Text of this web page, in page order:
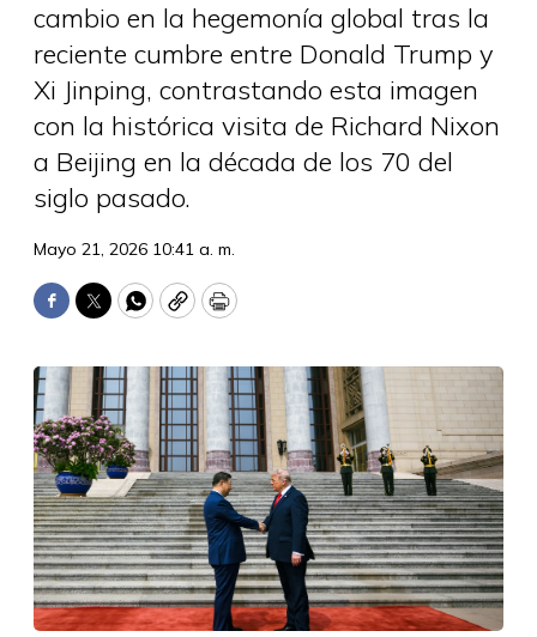
cambio en la hegemonía global tras la
reciente cumbre entre Donald Trump y
Xi Jinping, contrastando esta imagen
con la histórica visita de Richard Nixon
a Beijing en la década de los 70 del
siglo pasado.
Mayo 21, 2026 10:41 a. m.
Facebook
TwitterWhatsApp
CopyPrint